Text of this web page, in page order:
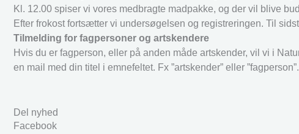
Kl. 12.00 spiser vi vores medbragte madpakke, og der vil blive
Efter frokost fortsætter vi undersøgelsen og registreringen. Til
Tilmelding for fagpersoner og artskendere
Hvis du er fagperson, eller på anden måde artskender, vil vi i
en mail med din titel i emnefeltet. Fx ”artskender” eller ”fagperson”.
Del nyhed
Facebook